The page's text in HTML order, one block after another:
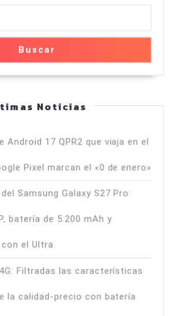
mejor
ti?
Buscar
Noticias
Android 17 QPR2 que viaja en el
Pixel marcan el «0 de enero»
Samsung Galaxy S27 Pro:
batería de 5.200 mAh y
el Ultra
Filtradas las características
la calidad-precio con batería